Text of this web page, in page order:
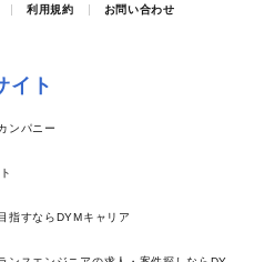
利用規約 お問い合わせ
イト
ンパニー
指すならDYMキャリア